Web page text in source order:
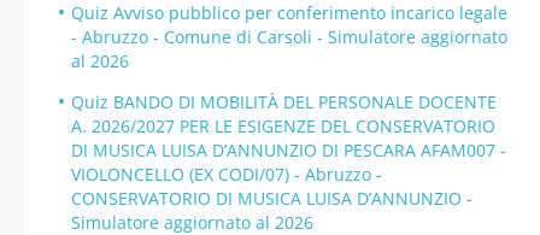
Quiz Avviso pubblico per conferimento incarico legale
- Abruzzo - Comune di Carsoli - Simulatore aggiornato
al 2026
Quiz BANDO DI MOBILITÀ DEL PERSONALE DOCENTE
A. 2026/2027 PER LE ESIGENZE DEL CONSERVATORIO
DI MUSICA LUISA D’ANNUNZIO DI PESCARA AFAM007 -
VIOLONCELLO (EX CODI/07) - Abruzzo -
CONSERVATORIO DI MUSICA LUISA D’ANNUNZIO -
Simulatore aggiornato al 2026